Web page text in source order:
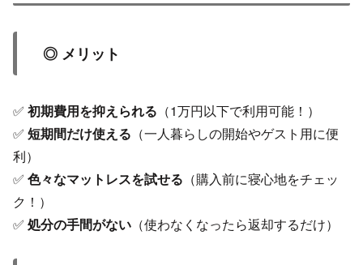
◎ メリット
✅ 初期費用を抑えられる （1万円以下で利用可能！）
✅ 短期間だけ使える （一人暮らしの開始やゲスト用に便
利）
✅ 色々なマットレスを試せる （購入前に寝心地をチェッ
ク！）
✅ 処分の手間がない （使わなくなったら返却するだけ）